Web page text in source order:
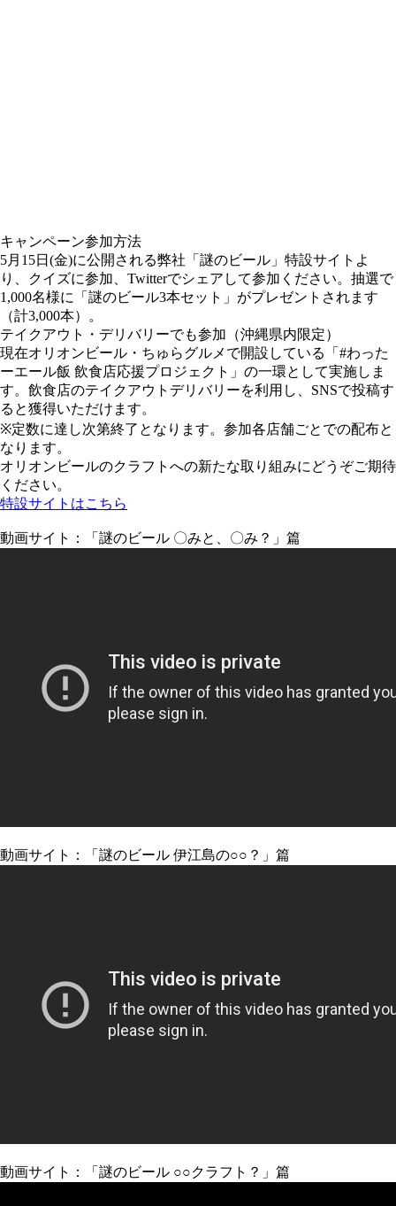
キャンペーン参加方法
5月15日(金)に公開される弊社「謎のビール」特設サイトよ
り、クイズに参加、Twitterでシェアして参加ください。抽選で
1,000名様に「謎のビール3本セット」がプレゼントされます
（計3,000本）。
テイクアウト・デリバリーでも参加（沖縄県内限定）
現在オリオンビール・ちゅらグルメで開設している「#わった
ーエール飯 飲食店応援プロジェクト」の一環として実施しま
す。飲食店のテイクアウトデリバリーを利用し、SNSで投稿す
ると獲得いただけます。
※定数に達し次第終了となります。参加各店舗ごとでの配布と
なります。
オリオンビールのクラフトへの新たな取り組みにどうぞご期待
ください。
特設サイトはこちら
動画サイト：「謎のビール 〇みと、〇み？」篇
動画サイト：「謎のビール 伊江島の○○？」篇
動画サイト：「謎のビール ○○クラフト？」篇